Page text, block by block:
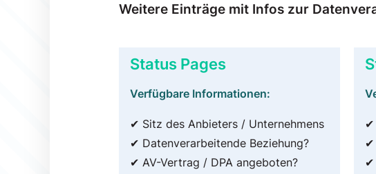
Weitere Einträge mit Infos zur
Status Pages
Verfügbare Informationen:
✔ Sitz des Anbieters / Unternehmens
✔ Datenverarbeitende Beziehung?
✔ AV-Vertrag / DPA angeboten?
✔
✔
✔